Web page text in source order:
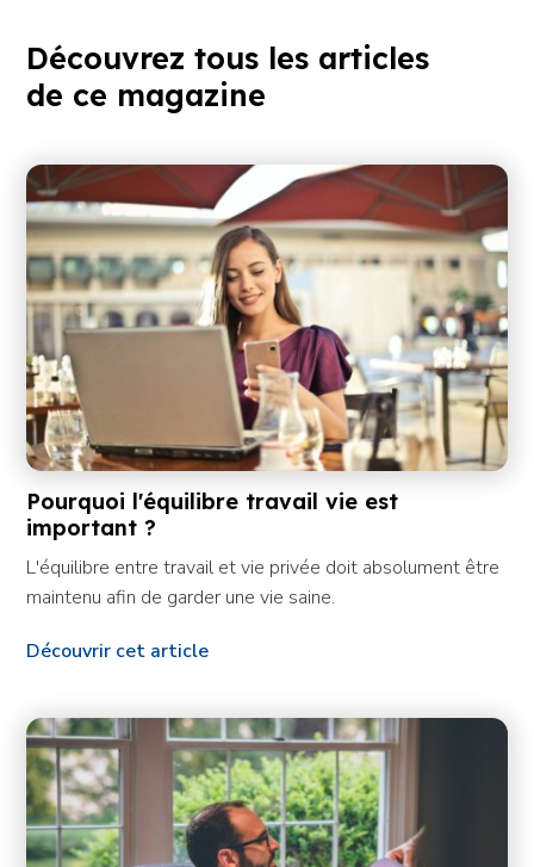
Découvrez tous les articles
de ce magazine
Pourquoi l'équilibre travail vie est
important ?
L'équilibre entre travail et vie privée doit absolument être
maintenu afin de garder une vie saine.
Découvrir cet article